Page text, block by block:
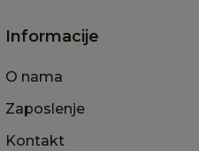
Informacije
O nama
Zaposlenje
Kontakt